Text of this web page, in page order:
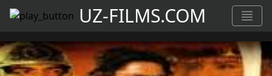
UZ-FILMS.COM